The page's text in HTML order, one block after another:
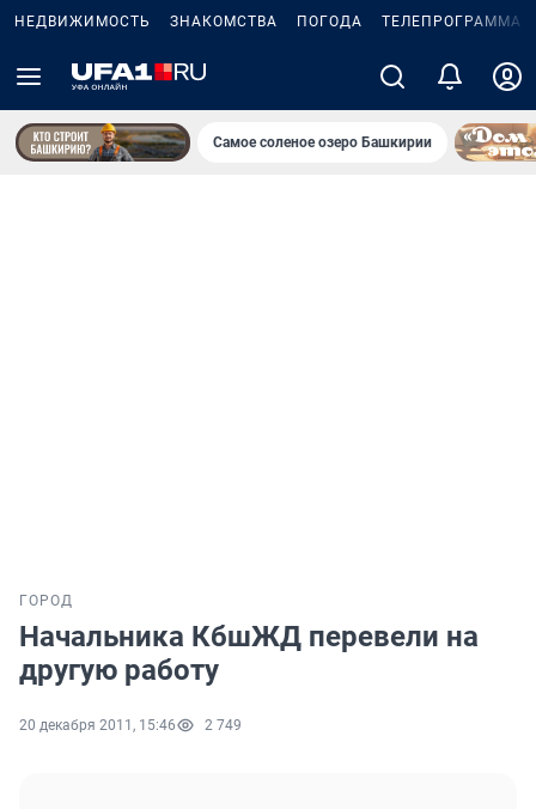
НЕДВИЖИМОСТЬ ЗНАКОМСТВА ПОГОДА ТЕЛЕПРОГРАММА
Самое соленое озеро Башкирии
ГОРОД
Начальника КбшЖД перевели на
другую работу
20 декабря 2011, 15:46 2 749